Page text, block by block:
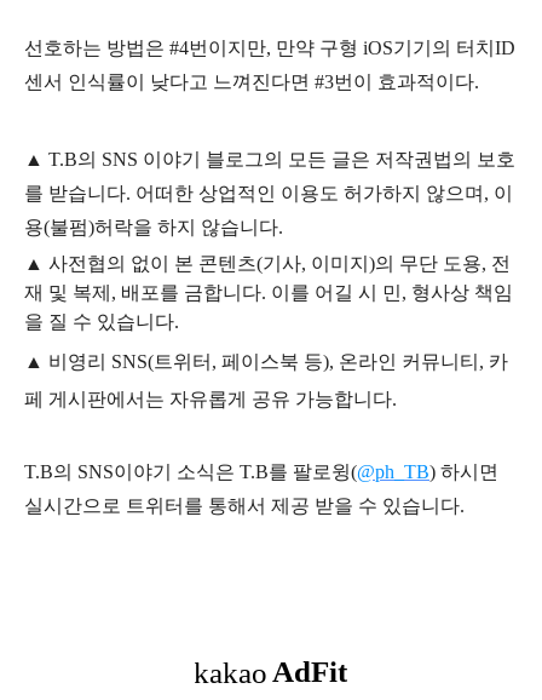
선호하는 방법은 #4번이지만, 만약 구형 iOS기기의 터치ID
센서 인식률이 낮다고 느껴진다면 #3번이 효과적이다.
▲ T.B의 SNS 이야기 블 로그의 모든 글은 저작권법의 보호
를 받습니다. 어떠한 상업적인 이용도 허가하지 않으며, 이
용(불펌)허락을 하지 않습니다.
▲ 사전협의 없이 본 콘텐츠(기사, 이미지)의 무단 도용, 전
재 및 복제, 배포를 금합니다. 이를 어길 시 민, 형사상 책임
을 질 수 있습니다.
▲ 비영리 SNS(트위터, 페이스북 등), 온라인 커뮤니티, 카
페 게시판에서는 자유롭게 공유 가능합니다.
T.B의 SNS이야기 소식은 T.B를 팔로윙(@ph_TB) 하시면
실시간으로 트위터를 통해서 제공 받을 수 있습니다.